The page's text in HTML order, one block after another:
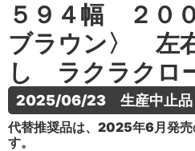
５９４幅 ２０
ブラウン〉 左
し ラクラクロ
2025/06/23　生産中止品
代替推奨品は、2025年6月発売
す。